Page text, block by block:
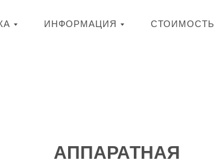
ИНФОРМАЦИЯ СТОИМОСТЬ
АППАРАТНАЯ